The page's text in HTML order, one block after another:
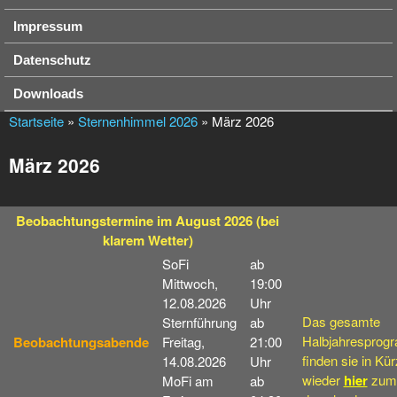
Impressum
Datenschutz
Downloads
Startseite » Sternenhimmel 2026 » März 2026
März 2026
Beobachtungstermine im August 2026(bei
klarem Wetter)
Beobachtungsabende
SoFi
Mittwoch,
12.08.2026
Sternführung
Freitag,
14.08.2026
MoFi am
ab
19:00
Uhr
ab
21:00
Uhr
ab
Das gesamte
finden sie in
wieder hierzum